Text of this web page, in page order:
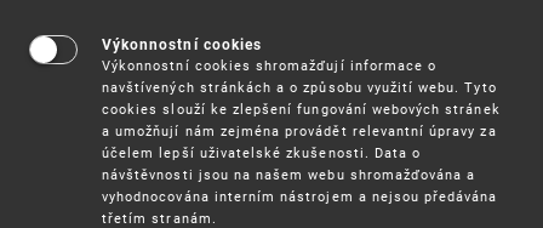
program Build Back Fund.
Kritéria pro výběr projektů, které budou
financovány v rámci nového programu lze nalézt v
příloze včeském(pdf, 68 kB) aanglickém
jazyce
(pdf, 136 kB).
Návrhy projektů by měly být předloženy jednotlivě
Výkonnostní cookies
Výkonnostní cookies shromažďují informace o
navštívených stránkách a o způsobu využití webu. Tyto
cookies slouží ke zlepšení fungování webových stránek
a umožňují nám zejména provádět relevantní úpravy za
účelem lepší uživatelské zkušenosti. Data o
návštěvnosti jsou na našem webu shromažďována a
vyhodnocována interním nástrojem a nejsou předávána
třetím stranám.